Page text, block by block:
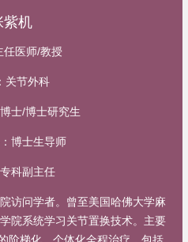
紫机
任医师/教授
关节外科
博士/博士研究生
博士生导师
专科副主任
访问学者。曾至美国哈佛大学麻
院系统学习关节置换技术。主要